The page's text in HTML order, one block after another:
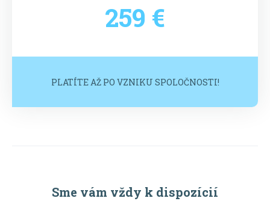
259 €
PLATÍTE AŽ PO VZNIKU SPOLOČNOSTI!
Sme vám vždy k dispozícií